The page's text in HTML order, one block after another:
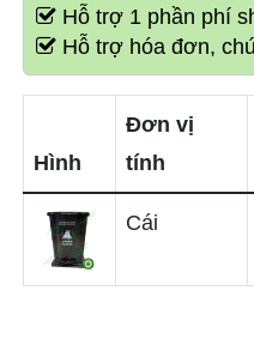
Hỗ trợ 1 phần phí
Hỗ trợ hóa đơn,
Hình
Đơn vị
tính
Cái